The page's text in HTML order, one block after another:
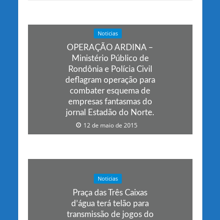
Noticias
OPERAÇÃO ARDINA –
Ministério Público de
Rondônia e Polícia Civil
deflagram operação para
combater esquema de
empresas fantasmas do
jornal Estadão do Norte.
12 de maio de 2015
Noticias
Praça das Três Caixas
d’água terá telão para
transmissão de jogos do